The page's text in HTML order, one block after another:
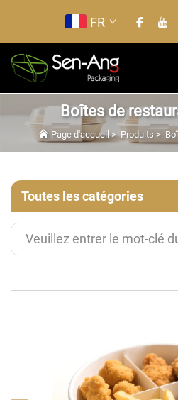
FR
Boîtes de
Page d'accueil>Produits >
Toutes les catégories